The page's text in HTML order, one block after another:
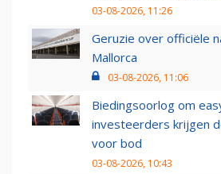
03-08-2026, 11:26
Geruzie over officiële
Mallorca
03-08-2026, 11:06
Biedingsoorlog om
investeerders krijgen
voor bod
03-08-2026, 10:43